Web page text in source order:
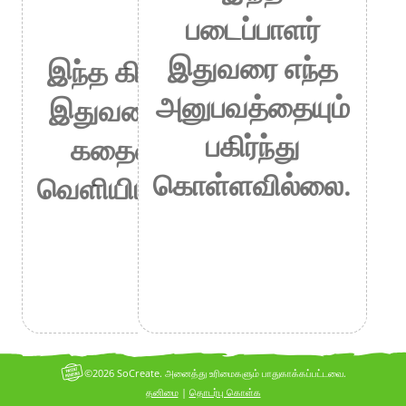
இந்த கிரியேட்டர்
இதுவரை எந்தக்
கதையையும்
வெளியிடவில்லை.
படைப்பாளர்
இதுவரை எந்த
அனுபவத்தையும்
பகிர்ந்து
கொள்ளவில்லை.
தனிமை| தொடர்பு கொள்க
©2026 SoCreate. அனைத்து உரிமைகளும் பாதுகாக்கப்பட்டவை.